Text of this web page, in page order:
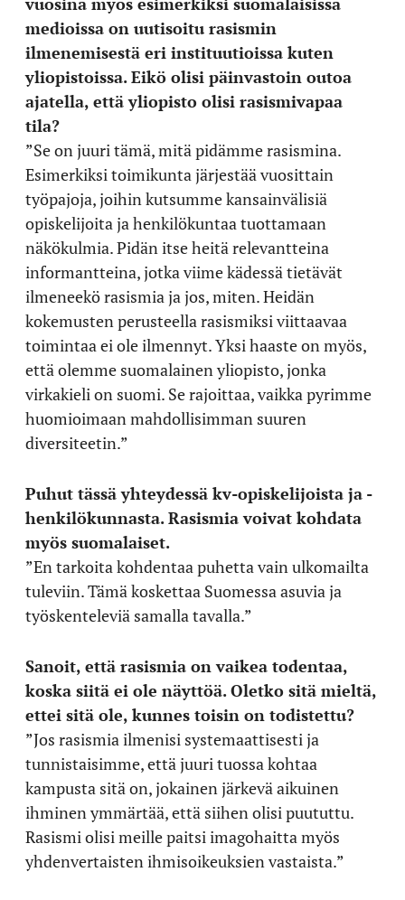
medioissa on uutisoitu rasismin
ilmenemisestä eri instituutioissa kuten
yliopistoissa. Eikö olisi päinvastoin outoa
ajatella, että yliopisto olisi rasismivapaa
tila?
”Se on juuri tämä, mitä pidämme rasismina.
Esimerkiksi toimikunta järjestää vuosittain
työpajoja, joihin kutsumme kansainvälisiä
opiskelijoita ja henkilökuntaa tuottamaan
näkökulmia. Pidän itse heitä relevantteina
informantteina, jotka viime kädessä tietävät
ilmeneekö rasismia ja jos, miten. Heidän
kokemusten perusteella rasismiksi viittaavaa
toimintaa ei ole ilmennyt. Yksi haaste on myös,
että olemme suomalainen yliopisto, jonka
virkakieli on suomi. Se rajoittaa, vaikka pyrimme
huomioimaan mahdollisimman suuren
diversiteetin.”
Puhut tässä yhteydessä kv-opiskelijoista ja -
henkilökunnasta. Rasismia voivat kohdata
myös suomalaiset.
”En tarkoita kohdentaa puhetta vain ulkomailta
tuleviin. Tämä koskettaa Suomessa asuvia ja
työskenteleviä samalla tavalla.”
Sanoit, että rasismia on vaikea todentaa,
koska siitä ei ole näyttöä. Oletko sitä mieltä,
ettei sitä ole, kunnes toisin on todistettu?
”Jos rasismia ilmenisi systemaattisesti ja
tunnistaisimme, että juuri tuossa kohtaa
kampusta sitä on, jokainen järkevä aikuinen
ihminen ymmärtää, että siihen olisi puututtu.
Rasismi olisi meille paitsi imagohaitta myös
yhdenvertaisten ihmisoikeuksien vastaista.”